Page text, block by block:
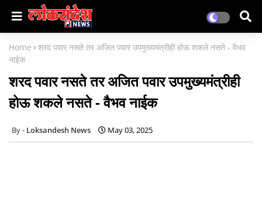
Home
शरद पवार नसते तर अजित पवार उपमुख्यमंत्रीही होऊ शकले नसते - वैभव
नाईक
शरद पवार नसते तर अजित पवार उपमुख्यमंत्रीही
होऊ शकले नसते - वैभव नाईक
Loksandesh News May 03, 2025